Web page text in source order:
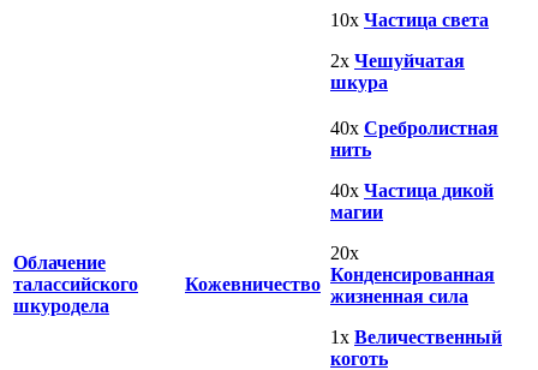
10x Частица света
2x Чешуйчатая
шкура
Облачение
талассийского
шкуродела
Кожевничество
40x Сребролистная
нить
40x Частица дикой
магии
20x
Конденсированная
жизненная сила
1x Величественный
коготь